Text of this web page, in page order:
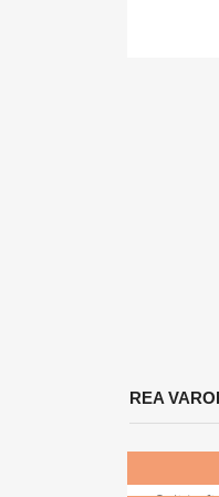
REA